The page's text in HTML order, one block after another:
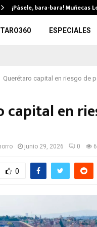
¡Pásele, bara-bara! Muñecas
ESPECIALES
Querétaro capital en riesgo de
capital en
junio 29, 2026 0
0